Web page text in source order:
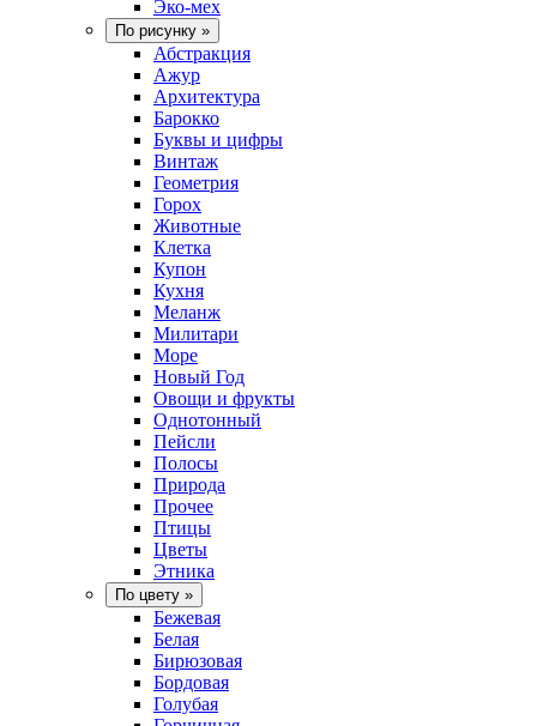
Эко-мех
По рисунку »
Абстракция
Ажур
Архитектура
Барокко
Буквы и цифры
Винтаж
Геометрия
Горох
Животные
Клетка
Купон
Кухня
Меланж
Милитари
Море
Новый Год
Овощи и фрукты
Однотонный
Пейсли
Полосы
Природа
Прочее
Птицы
Цветы
Этника
По цвету »
Бежевая
Белая
Бирюзовая
Бордовая
Голубая